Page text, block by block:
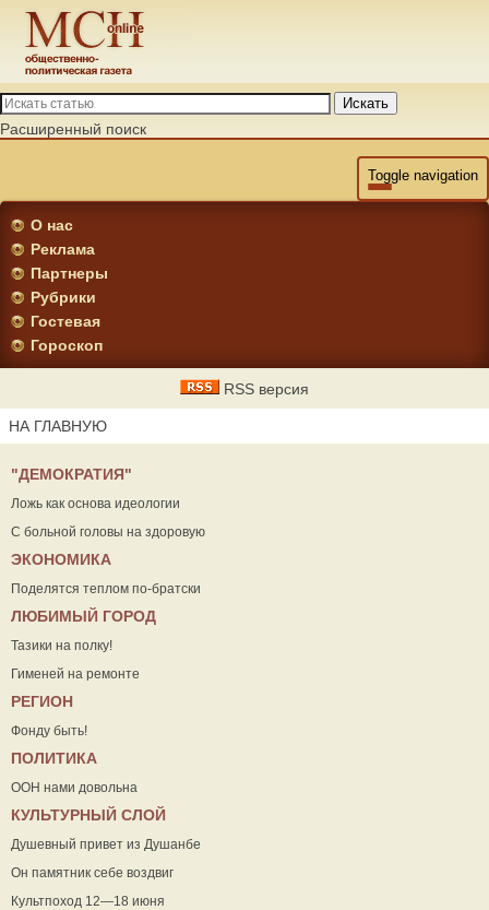
Искать
Расширенный поиск
Toggle navigation
О нас
Реклама
Партнеры
Рубрики
Гостевая
Гороскоп
RSS версия
НА ГЛАВНУЮ
"ДЕМОКРАТИЯ"
Ложь как основа идеологии
С больной головы на здоровую
ЭКОНОМИКА
Поделятся теплом по-братски
ЛЮБИМЫЙ ГОРОД
Тазики на полку!
Гименей на ремонте
РЕГИОН
Фонду быть!
ПОЛИТИКА
ООН нами довольна
КУЛЬТУРНЫЙ СЛОЙ
Душевный привет из Душанбе
Он памятник себе воздвиг
Культпоход 12—18 июня